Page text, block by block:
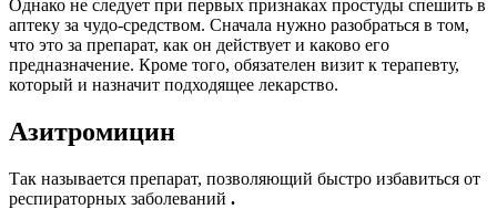
Однако не следует при первых признаках простуды спешить в
аптеку за чудо-средством. Сначала нужно разобраться в том,
что это за препарат, как он действует и каково его
предназначение. Кроме того, обязателен визит к терапевту,
который и назначит подходящее лекарство.
Азитромицин
Так называется препарат, позволяющий быстро избавиться от
респираторных заболеваний .